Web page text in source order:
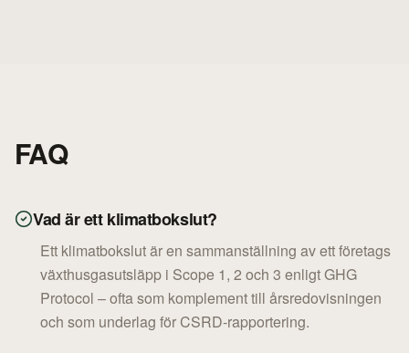
FAQ
Vad är ett klimatbokslut?
Ett klimatbokslut är en sammanställning av ett företags
växthusgasutsläpp i Scope 1, 2 och 3 enligt GHG
Protocol – ofta som komplement till årsredovisningen
och som underlag för CSRD-rapportering.